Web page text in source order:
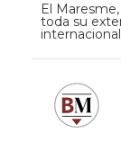
El
toda su